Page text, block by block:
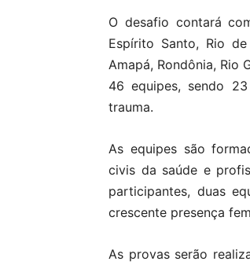
O desafio contará
Espírito Santo, Rio
Amapá, Rondônia, Rio
46 equipes, sendo
trauma.
As equipes são
civis da saúde e
participantes, duas
crescente presença
As provas serão